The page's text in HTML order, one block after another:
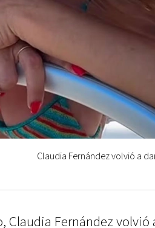
Claudia Fernández volvió a
Claudia Fernández volvió